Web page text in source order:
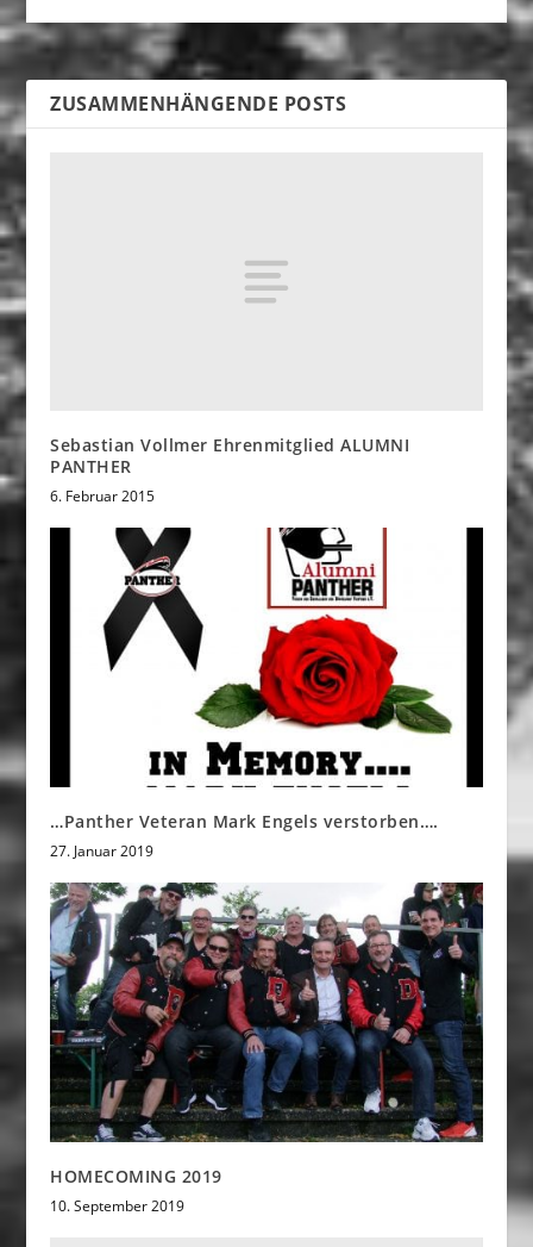
ZUSAMMENHÄNGENDE POSTS
Sebastian Vollmer Ehrenmitglied ALUMNI
PANTHER
6. Februar 2015
…Panther Veteran Mark Engels verstorben….
27. Januar 2019
HOMECOMING 2019
10. September 2019